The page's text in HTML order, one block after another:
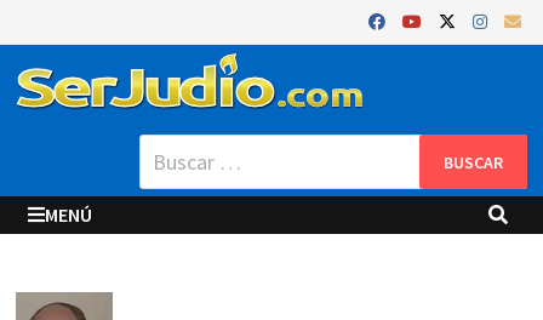
al
contenido
Buscar:
MENÚ